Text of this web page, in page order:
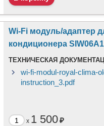
Wi-Fi модуль/адаптер
кондиционера SIW06A1
ТЕХНИЧЕСКАЯ
wi-fi-modul-royal-clima-
instruction_3.pdf
x 1 500₽